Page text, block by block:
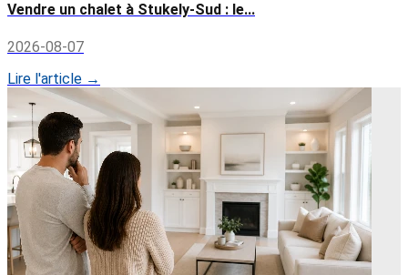
Vendre un chalet à Stukely-Sud : le...
2026-08-07
Lire l'article →